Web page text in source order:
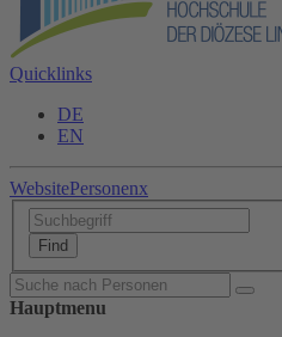
Quicklinks
DE
EN
WebsitePersonenx
Hauptmenu